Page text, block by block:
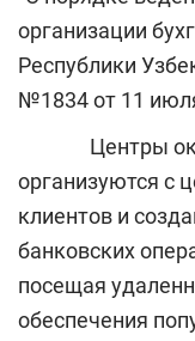
организации
Республики
№1834 от 11
Центры
организуются с
клиентов и
банковских
посещая
обеспечения